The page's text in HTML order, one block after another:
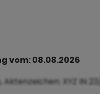
vom: 08.08.2026
XYZ IN 23/